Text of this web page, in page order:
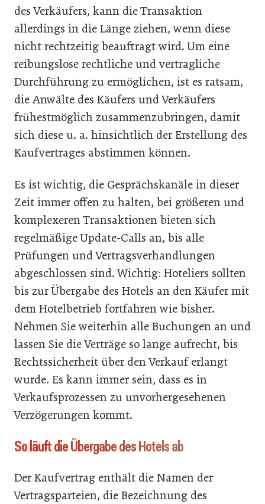
des Verkäufers, kann die Transaktion
allerdings in die Länge ziehen, wenn diese
nicht rechtzeitig beauftragt wird. Um eine
reibungslose rechtliche und vertragliche
Durchführung zu ermöglichen, ist es ratsam,
die Anwälte des Käufers und Verkäufers
frühestmöglich zusammenzubringen, damit
sich diese u. a. hinsichtlich der Erstellung des
Kaufvertrages abstimmen können.
Es ist wichtig, die Gesprächskanäle in dieser
Zeit immer offen zu halten, bei größeren und
komplexeren Transaktionen bieten sich
regelmäßige Update-Calls an, bis alle
Prüfungen und Vertragsverhandlungen
abgeschlossen sind. Wichtig: Hoteliers sollten
bis zur Übergabe des Hotels an den Käufer mit
dem Hotelbetrieb fortfahren wie bisher.
Nehmen Sie weiterhin alle Buchungen an und
lassen Sie die Verträge so lange aufrecht, bis
Rechtssicherheit über den Verkauf erlangt
wurde. Es kann immer sein, dass es in
Verkaufsprozessen zu unvorhergesehenen
Verzögerungen kommt.
So läuft die Übergabe des Hotels ab
Der Kaufvertrag enthält die Namen der
Vertragsparteien, die Bezeichnung des